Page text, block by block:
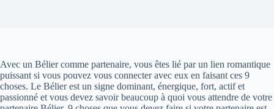
Avec un Bélier comme partenaire, vous êtes lié par un lien romantique
puissant si vous pouvez vous connecter avec eux en faisant ces 9
choses. Le Bélier est un signe dominant, énergique, fort, actif et
passionné et vous devez savoir beaucoup à quoi vous attendre de votre